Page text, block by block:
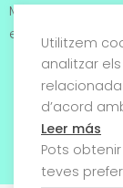
Metges de
els drets
Utilitzem
analitzar
d’acord
Leer más
Pots
teves